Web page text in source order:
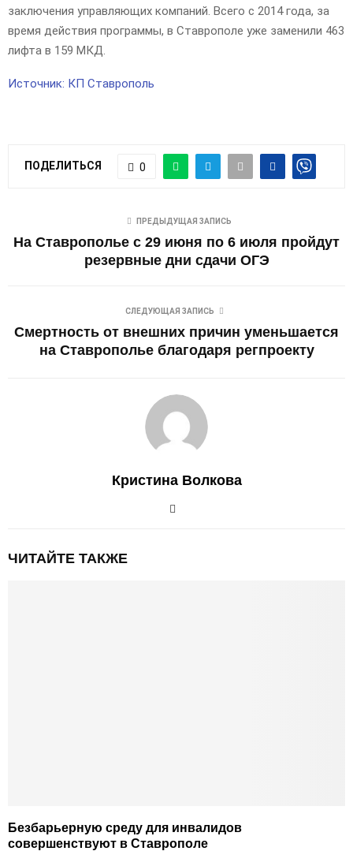
заключения управляющих компаний. Всего с 2014 года, за
время действия программы, в Ставрополе уже заменили 463
лифта в 159 МКД.
Источник: КП Ставрополь
ПОДЕЛИТЬСЯ 0
ПРЕДЫДУЩАЯ ЗАПИСЬ
На Ставрополье с 29 июня по 6 июля пройдут
резервные дни сдачи ОГЭ
СЛЕДУЮЩАЯ ЗАПИСЬ
Смертность от внешних причин уменьшается
на Ставрополье благодаря регпроекту
Кристина Волкова
ЧИТАЙТЕ ТАКЖЕ
Безбарьерную среду для инвалидов
совершенствуют в Ставрополе